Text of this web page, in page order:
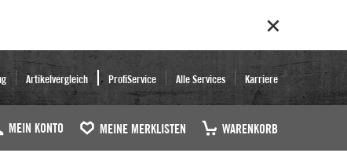
Artikelvergleich ProfiService Alle Services Karriere
MEIN KONTO MEINE MERKLISTEN WARENKORB